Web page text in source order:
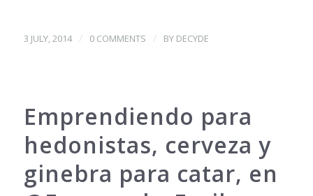
3 JULY, 2014 / 0 COMMENTS / BY DECYDE
Emprendiendo para
hedonistas, cerveza y
ginebra para catar, en